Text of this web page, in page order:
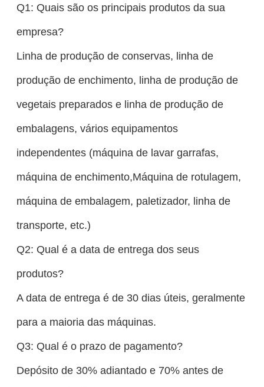
Q1: Quais são os principais produtos da sua
empresa?
Linha de produção de conservas, linha de
produção de enchimento, linha de produção de
vegetais preparados e linha de produção de
embalagens, vários equipamentos
independentes (máquina de lavar garrafas,
máquina de enchimento,Máquina de rotulagem,
máquina de embalagem, paletizador, linha de
transporte, etc.)
Q2: Qual é a data de entrega dos seus
produtos?
A data de entrega é de 30 dias úteis, geralmente
para a maioria das máquinas.
Q3: Qual é o prazo de pagamento?
Depósito de 30% adiantado e 70% antes de